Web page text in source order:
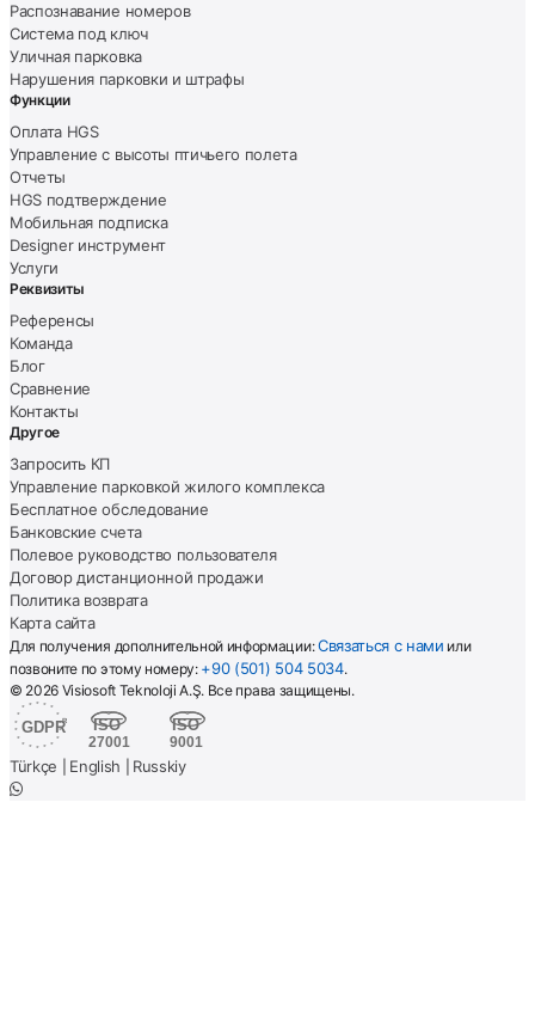
Распознавание номеров
Система под ключ
Уличная парковка
Нарушения парковки и штрафы
Функции
Оплата HGS
Управление с высоты птичьего полета
Отчеты
HGS подтверждение
Мобильная подписка
Designer инструмент
Услуги
Реквизиты
Референсы
Команда
Блог
Сравнение
Контакты
Другое
Запросить КП
Управление парковкой жилого комплекса
Бесплатное обследование
Банковские счета
Полевое руководство пользователя
Договор дистанционной продажи
Политика возврата
Карта сайта
Для получения дополнительной информации:Связаться с нами или
позвоните по этому номеру: +90 (501) 504 5034.
© 2026 Visiosoft Teknoloji A.Ş. Все права защищены.
Türkçe English Russkiy